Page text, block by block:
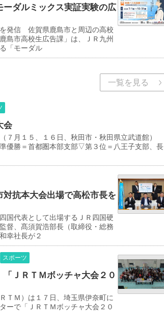
ダルミックス実証実験の広
発信 佐賀県鹿島市と周辺の高校
島市高校生広告課」は、ＪＲ九州
「モーダル
一覧を見る
会
７月１５、１６日、秋田市・秋田県立武道館）
優勝＝首都圏本部支部▽第３位＝八王子支部、長
抗本大会出場で高松市長を
国代表として出場するＪＲ四国硬
督、髙須賀浩部長（取締役・総務
幸社長が２
スポーツ
ＪＲＴＭボッチャ大会２０
ＴＭ）は１７日、埼玉県伊奈町に
ーで「ＪＲＴＭボッチャ大会２０